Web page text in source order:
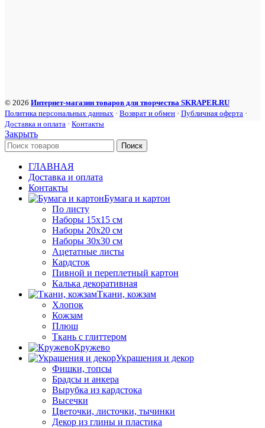
© 2026 Интернет-магазин товаров для творчества SKRAPER.RU
Политика персональных данных · Возврат и обмен · Публичная оферта ·
Доставка и оплата · Контакты
Закрыть
Поиск
ГЛАВНАЯ
Доставка и оплата
Контакты
Бумага и картон
По листу
Наборы 15х15 см
Наборы 20х20 см
Наборы 30х30 см
Ацетатные листы
Кардсток
Пивной и переплетный картон
Калька декоративная
Ткани, кожзам
Хлопок
Кожзам
Плюш
Ткань с глиттером
Кружево
Украшения и декор
Фишки, топсы
Брадсы и анкера
Вырубка из кардстока
Высечки
Цветочки, листочки, тычинки
Декор из глины и пластика